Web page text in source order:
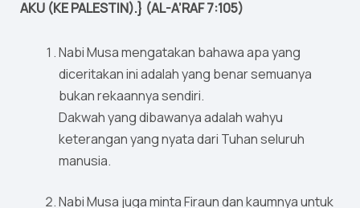
AKU (KE PALESTIN).} (AL-A’RAF 7:105)
Nabi Musa mengatakan bahawa apa yang
diceritakan ini adalah yang benar semuanya
bukan rekaannya sendiri.
Dakwah yang dibawanya adalah wahyu
keterangan yang nyata dari Tuhan seluruh
manusia.
Nabi Musa juga minta Firaun dan kaumnya untuk